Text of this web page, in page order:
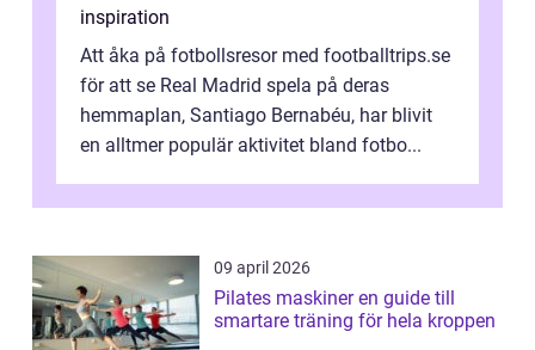
inspiration
Att åka på fotbollsresor med footballtrips.se
för att se Real Madrid spela på deras
hemmaplan, Santiago Bernabéu, har blivit
en alltmer populär aktivitet bland fotbo...
09 april 2026
Pilates maskiner en guide till
smartare träning för hela kroppen